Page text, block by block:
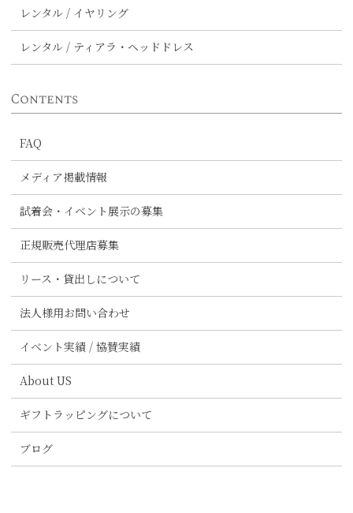
レンタル / イヤリング
レンタル / ティアラ・ヘッドドレス
Contents
試着会・イベント展示の募集
リース・貸出しについて
正規販売代理店募集
メディア掲載情報
FAQ
法人様用お問い合わせ
イベント実績 / 協賛実績
About US
ギフトラッピングについて
ブログ